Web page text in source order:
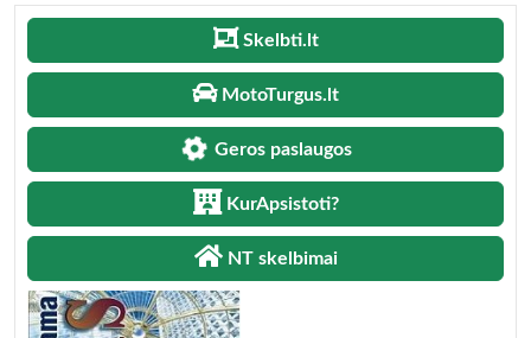
Skelbti.lt
MotoTurgus.lt
Geros paslaugos
KurApsistoti?
NT skelbimai